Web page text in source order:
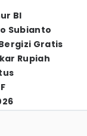
BI
Subianto
Gratis
Rupiah